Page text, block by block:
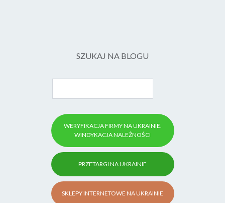
SZUKAJ NA BLOGU
WERYFIKACJA FIRMY NA UKRAINIE.
WINDYKACJA NALEŻNOŚCI
PRZETARGI NA UKRAINIE
SKLEPY INTERNETOWE NA UKRAINIE